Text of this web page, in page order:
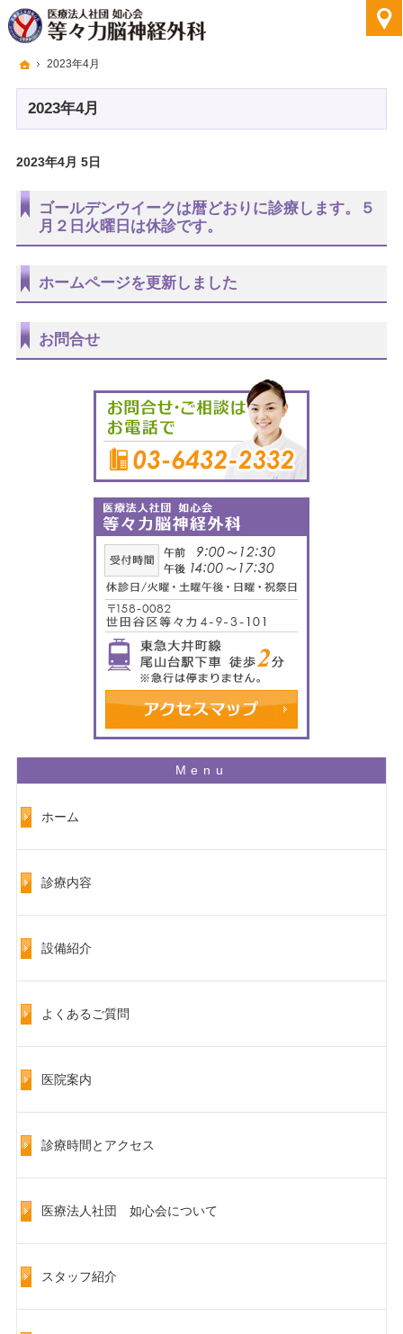
2023年4月
2023年4月 5日
ゴールデンウイークは暦どおりに診療します。５
月２日火曜日は休診です。
ホームページを更新しました
お問合せ
ホーム
診療内容
設備紹介
よくあるご質問
医院案内
診療時間とアクセス
医療法人社団 如心会について
スタッフ紹介
ホーム
2023年4月